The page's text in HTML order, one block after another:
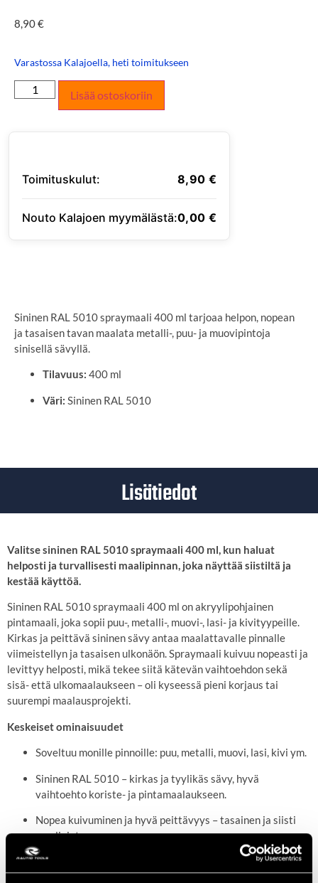
8,90€
Varastossa Kalajoella, heti toimitukseen
Lisää ostoskoriin
Toimituskulut: 8,90 €
Nouto Kalajoen myymälästä:0,00 €
Sininen RAL 5010 spraymaali 400 ml tarjoaa helpon, nopean
ja tasaisen tavan maalata metalli-, puu- ja muovipintoja
sinisellä sävyllä.
Tilavuus: 400 ml
Väri: Sininen RAL 5010
Lisätiedot
Valitse sininen RAL 5010 spraymaali 400 ml, kun haluat
helposti ja turvallisesti maalipinnan, joka näyttää siistiltä ja
kestää käyttöä.
Sininen RAL 5010 spraymaali 400 ml on akryylipohjainen
pintamaali, joka sopii puu-, metalli-, muovi-, lasi- ja kivityypeille.
Kirkas ja peittävä sininen sävy antaa maalattavalle pinnalle
viimeistellyn ja tasaisen ulkonäön. Spraymaali kuivuu nopeasti ja
levittyy helposti, mikä tekee siitä kätevän vaihtoehdon sekä
sisä- että ulkomaalaukseen – oli kyseessä pieni korjaus tai
suurempi maalausprojekti.
Keskeiset ominaisuudet
Soveltuu monille pinnoille: puu, metalli, muovi, lasi, kivi ym.
Sininen RAL 5010 – kirkas ja tyylikäs sävy, hyvä
vaihtoehto koriste- ja pintamaalaukseen.
Nopea kuivuminen ja hyvä peittävyys – tasainen ja siisti
maalipinta.
Tasainen ruiskutusjälki ja hyvä tarttuvuus – soveltuu myös
ulkotiloihin.